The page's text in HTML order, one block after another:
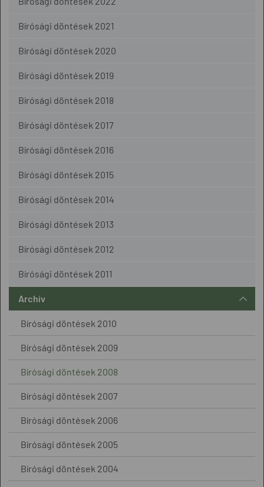
Bírósági döntések 2021
Bírósági döntések 2020
Bírósági döntések 2019
Bírósági döntések 2018
Bírósági döntések 2017
Bírósági döntések 2016
Bírósági döntések 2015
Bírósági döntések 2014
Bírósági döntések 2013
Bírósági döntések 2012
Bírósági döntések 2011
Archív
Bírósági döntések 2010
Bírósági döntések 2009
Bírósági döntések 2008
Bírósági döntések 2007
Bírósági döntések 2006
Bírósági döntések 2005
Bírósági döntések 2004